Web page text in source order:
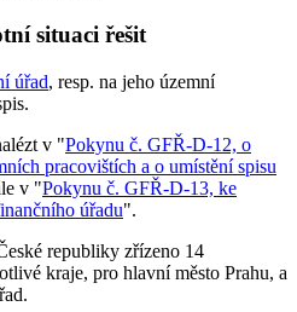
situaci řešit
úřad, resp. na jeho územní
v "Pokynu č. GFŘ-D-12, o
pracovištích a o umístění spisu
v "Pokynu č. GFŘ-D-13, ke
úřadu".
republiky zřízeno 14
kraje, pro hlavní město Prahu, a